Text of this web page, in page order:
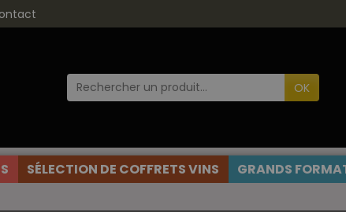
OK
SÉLECTION DE COFFRETS VINS GRANDS